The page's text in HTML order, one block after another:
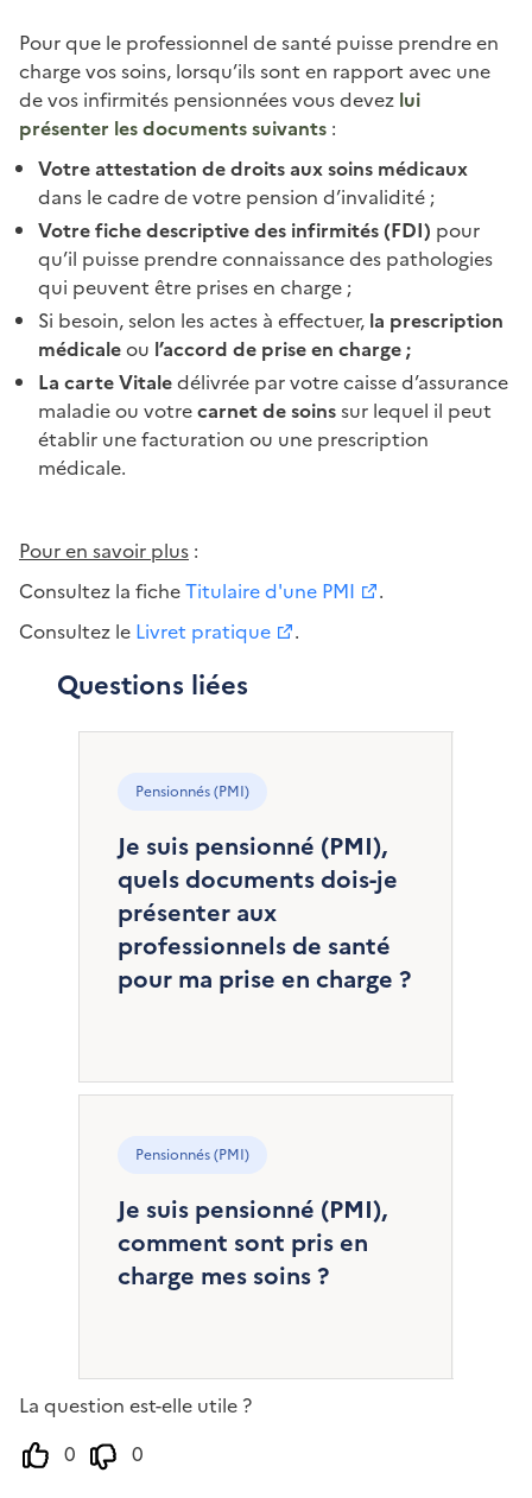
Pour que le professionnel de santé puisse prendre en
charge vos soins, lorsqu’ils sont en rapport avec une
de vos infirmités pensionnées vous devez lui
présenter les documents suivants :
Votre attestation de droits aux soins médicaux
dans le cadre de votre pension d’invalidité ;
Votre fiche descriptive des infirmités (FDI) pour
qu’il puisse prendre connaissance des pathologies
qui peuvent être prises en charge ;
Si besoin, selon les actes à effectuer, la prescription
médicaleou l’accord de prise en charge ;
La carte Vitaledélivrée par votre caisse d’assurance
maladie ou votrecarnet de soinssur lequel il peut
établir une facturation ou une prescription
médicale.
Pour en savoir plus :
Consultez la ficheTitulaire d'une PMI
.
Consultez le Livret pratique .
Questions liées
Je suis pensionné (PMI),
quels documents dois-je
présenter aux
professionnels de santé
pour ma prise en charge ?
Pensionnés (PMI)
Je suis pensionné (PMI),
comment sont pris en
charge mes soins ?
Pensionnés (PMI)
La question est-elle utile ?
0
0